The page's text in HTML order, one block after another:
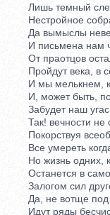
Лишь темный
Нестройное
Да вымыслы
И письмена нам
От праотцов
Пройдут века, в
И мы мелькнем,
И, может быть,
Забудет наш
Так! вечности не
Покорствуя
Все умереть
Но жизнь одних,
Останется в
Залогом сил
Да, не вотще под
Идут ряды